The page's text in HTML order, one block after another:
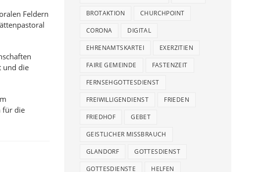
Feldern
und die
für die
BROTAKTION CHURCHPOINT
CORONA DIGITAL
EHRENAMTSKARTEI EXERZITIEN
FAIRE GEMEINDE FASTENZEIT
FERNSEHGOTTESDIENST
FREIWILLIGENDIENST FRIEDEN
FRIEDHOF GEBET
GEISTLICHER MISSBRAUCH
GLANDORF GOTTESDIENST
GOTTESDIENSTE HELFEN